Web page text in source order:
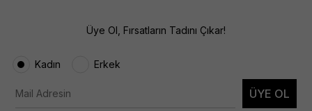
Üye Ol, Fırsatların Tadını Çıkar!
Kadın Erkek
ÜYE OL